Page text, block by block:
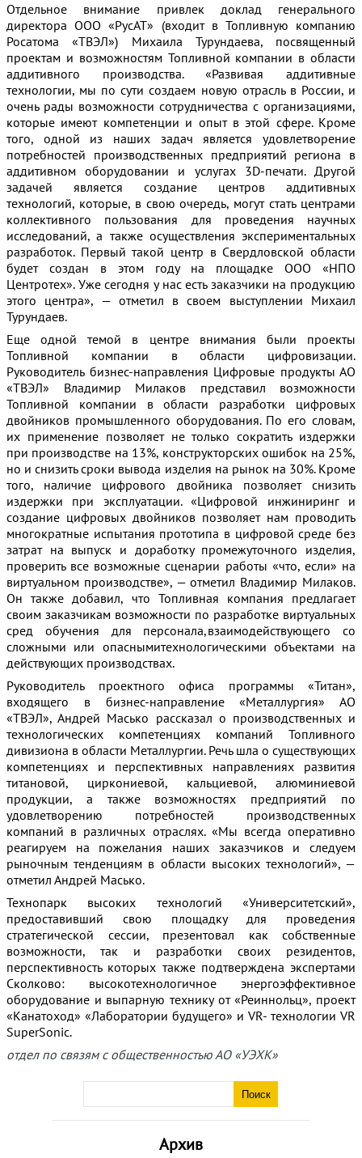
Архив
Отдельное внимание привлек доклад генерального
директора ООО «РусАТ» (входит в Топливную компанию
Росатома «ТВЭЛ») Михаила Турундаева, посвященный
проектам и возможностям Топливной компании в области
аддитивного производства. «Развивая аддитивные
технологии, мы по сути создаем новую отрасль в России, и
очень рады возможности сотрудничества с организациями,
которые имеют компетенции и опыт в этой сфере. Кроме
того, одной из наших задач является удовлетворение
потребностей производственных предприятий региона в
аддитивном оборудовании и услугах 3D-печати. Другой
задачей является создание центров аддитивных
технологий, которые, в свою очередь, могут стать центрами
коллективного пользования для проведения научных
исследований, а также осуществления экспериментальных
разработок. Первый такой центр в Свердловской области
будет создан в этом году на площадке ООО «НПО
Центротех». Уже сегодня у нас есть заказчики на продукцию
этого центра», — отметил в своем выступлении Михаил
Турундаев.
Еще одной темой в центре внимания были проекты
Топливной компании в области цифровизации.
Руководитель бизнес-направления Цифровые продукты АО
«ТВЭЛ» Владимир Милаков представил возможности
Топливной компании в области разработки цифровых
двойников промышленного оборудования. По его словам,
их применение позволяет не только сократить издержки
при производстве на 13%, конструкторских ошибок на 25%,
но и снизить сроки вывода изделия на рынок на 30%. Кроме
того, наличие цифрового двойника позволяет снизить
издержки при эксплуатации. «Цифровой инжиниринг и
создание цифровых двойников позволяет нам проводить
многократные испытания прототипа в цифровой среде без
затрат на выпуск и доработку промежуточного изделия,
проверить все возможные сценарии работы «что, если» на
виртуальном производстве», — отметил Владимир Милаков.
Он также добавил, что Топливная компания предлагает
своим заказчикам возможности по разработке виртуальных
сред обучения для персонала,взаимодействующего со
сложными или опаснымитехнологическими объектами на
действующих производствах.
Руководитель проектного офиса программы «Титан»,
входящего в бизнес-направление «Металлургия» АО
«ТВЭЛ», Андрей Масько рассказал о производственных и
технологических компетенциях компаний Топливного
дивизиона в области Металлургии. Речь шла о существующих
компетенциях и перспективных направлениях развития
титановой, циркониевой, кальциевой, алюминиевой
продукции, а также возможностях предприятий по
удовлетворению потребностей производственных
компаний в различных отраслях. «Мы всегда оперативно
реагируем на пожелания наших заказчиков и следуем
рыночным тенденциям в области высоких технологий», —
отметил Андрей Масько.
Технопарк высоких технологий «Университетский»,
предоставивший свою площадку для проведения
стратегической сессии, презентовал как собственные
возможности, так и разработки своих резидентов,
перспективность которых также подтверждена экспертами
Сколково: высокотехнологичное энергоэффективное
оборудование и выпарную технику от «Реиннольц», проект
«Канатоход» «Лаборатории будущего» и VR- технологии VR
SuperSonic.
отдел по связям с общественностью АО «УЭХК»